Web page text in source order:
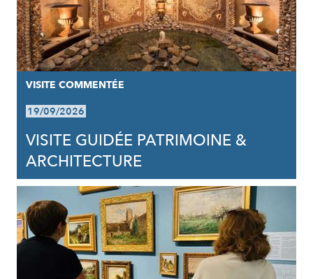
VISITE COMMENTÉE
19/09/2026
VISITE GUIDÉE PATRIMOINE &
ARCHITECTURE